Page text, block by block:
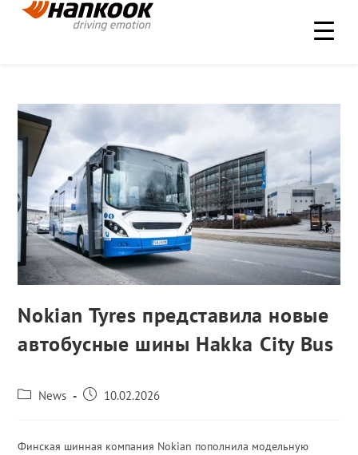
Nokian Tyres представила новые
автобусные шины Hakka City Bus
News 10.02.2026
Финская шинная компания Nokian пополнила модельную